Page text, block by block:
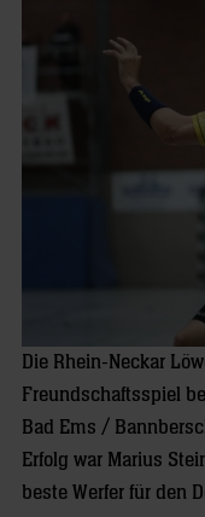
Die Rhein-Neckar
Freundschaftsspiel
Bad Ems /
Erfolg war Marius
beste Werfer für den